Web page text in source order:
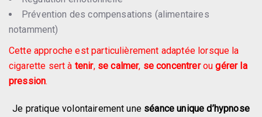
Prévention des compensations (alimentaires
notamment)
Cette approche est particulièrement adaptée lorsque la
cigarette sert à tenir, se calmer, se concentrerougérer la
pression.
Je pratique volontairement une séance unique d’hypnose